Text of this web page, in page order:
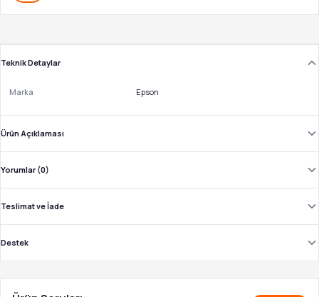
Teknik Detaylar
Marka Epson
Ürün Açıklaması
Yorumlar (0)
Teslimat ve İade
Destek